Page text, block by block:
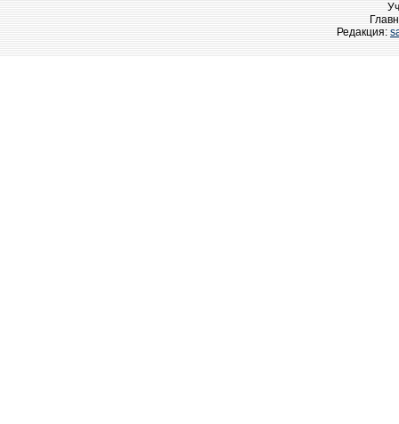
Редакция: